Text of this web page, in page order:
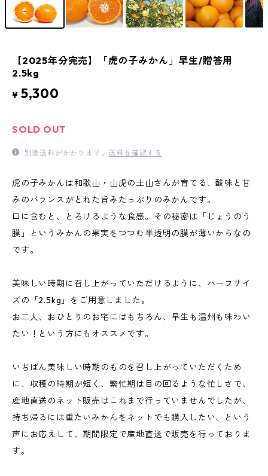
【2025年分完売】「虎の子みかん」早生/贈答用
2.5kg
¥ 5,300
SOLD OUT
別途送料がかかります。送料を確認する
虎の子みかんは和歌山・山虎の土山さんが育てる、酸味と甘
みのバランスがとれた旨みたっぷりのみかんです。
口に含むと、とろけるような食感。その秘密は「じょうのう
膜」というみかんの果実をつつむ半透明の膜が薄いからなの
です。
美味しい時期に召し上がっていただけるように、ハーフサイ
ズの「2.5kg」をご用意しました。
お二人、おひとりのお宅にはもちろん、早生も温州も味わい
たい！という方にもオススメです。
いちばん美味しい時期のものを召し上がっていただくため
に、収穫の時期が短く、繁忙期は目の回るような忙しさで、
産地直送のネット販売はこれまで行っていませんでしたが、
持ち帰るには重たいみかんをネットでも購入したい、という
声にお応えして、期間限定で産地直送で販売を行っておりま
す。